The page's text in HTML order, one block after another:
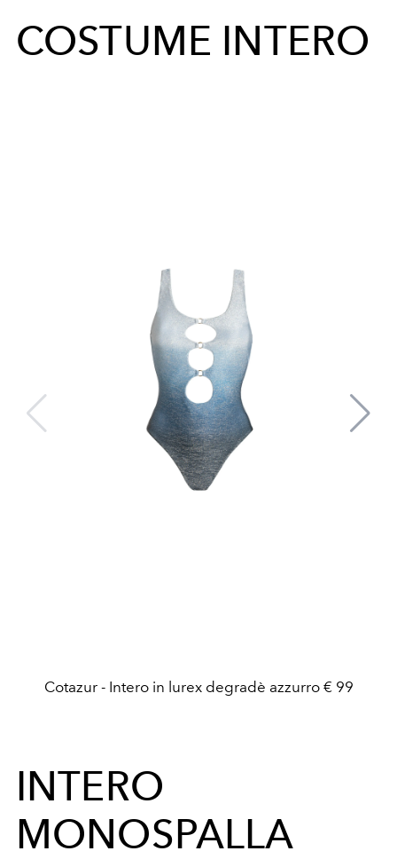
COSTUME INTERO
Cotazur - Intero in lurex degradè azzurro € 99
INTERO
MONOSPALLA